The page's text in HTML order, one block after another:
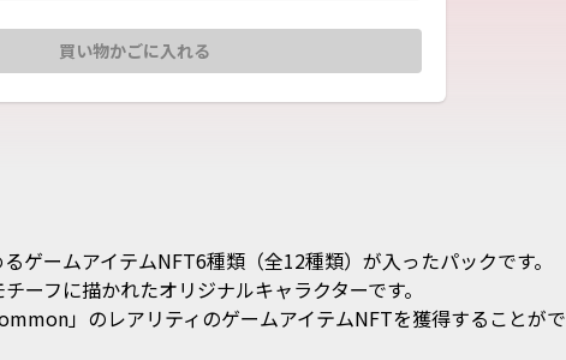
買い物かごに入れる
ームアイテムNFT6種類（全12種類）が入ったパックです。
フに描かれたオリジナルキャラクターです。
」のレアリティのゲームアイテムNFTを獲得することがで